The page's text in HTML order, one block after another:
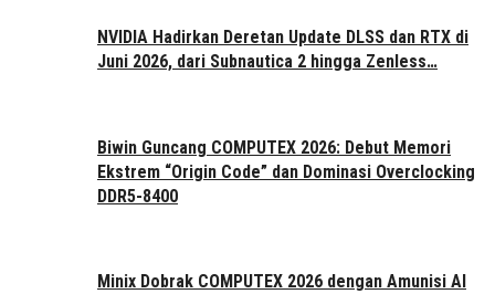
NVIDIA Hadirkan Deretan Update DLSS dan RTX di
Juni 2026, dari Subnautica 2 hingga Zenless…
Biwin Guncang COMPUTEX 2026: Debut Memori
Ekstrem “Origin Code” dan Dominasi Overclocking
DDR5-8400
Minix Dobrak COMPUTEX 2026 dengan Amunisi AI